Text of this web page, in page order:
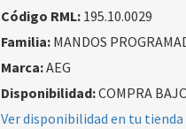
Código RML:195.10.0029
Familia:MANDOS
Marca:AEG
Disponibilidad:COMPRA
Ver disponibilidad en tu tienda